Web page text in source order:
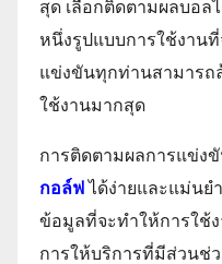
สุด เลือกติดตามผลบอล
หนึ่งรูปแบบการใช้งาน
แข่งขันทุกท่านสามารถ
ใช้งานมากสุด
การติดตามผลการแข่ง
กอล์ฟ ได้ง่ายและแม่นย
ข้อมูลที่จะทำให้การใช้
การให้บริการที่มีส่วนช่ว